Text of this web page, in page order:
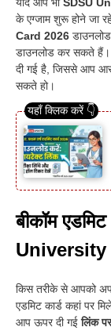
के एग्जाम शुरू होने जा
Card 2026
डाउनलोड कर सकते हैं।
दी गई है, जिससे आप
सकते हो।
बीकॉम
University
किस तरीके से आपको
एडमिट कार्ड कहां पर
आप ऊपर दी गईलिंक